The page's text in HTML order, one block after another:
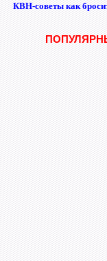
КВН-советы как